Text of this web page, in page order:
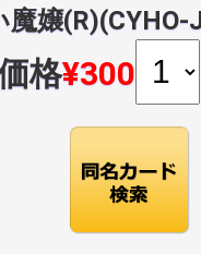
魔嬢
格¥300